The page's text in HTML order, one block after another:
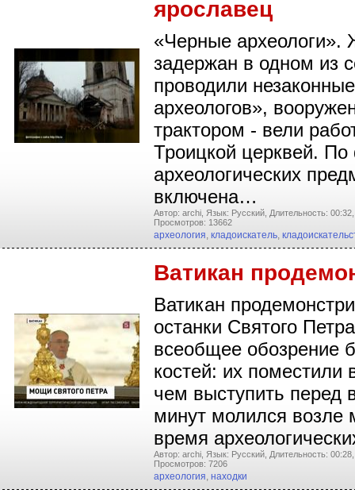
ярославец
«Черные археологи».
задержан в одном из
проводили
археологов»,
трактором - вели
Троицкой церквей. По
археологических
включена…
Автор: archi, Язык: Русский, Длительность: 00:32,
Просмотров: 13662
археология, кладоискатель,
Ватикан
Ватикан
останки Святого
всеобщее обозрение
костей: их
чем выступить перед
минут молился
время
Автор: archi, Язык: Русский, Длительность: 00:28,
Просмотров: 7206
археология, находки